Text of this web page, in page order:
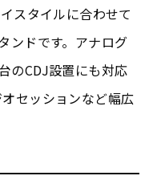
スタイルに合わせて
ンドです。アナログ
のCDJ設置にも対応
セッションなど幅広